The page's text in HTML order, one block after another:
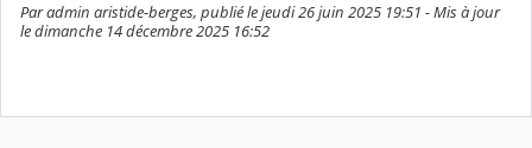
Par admin aristide-berges, publié le jeudi 26 juin 2025 19:51 - Mis à jour
le dimanche 14 décembre 2025 16:52